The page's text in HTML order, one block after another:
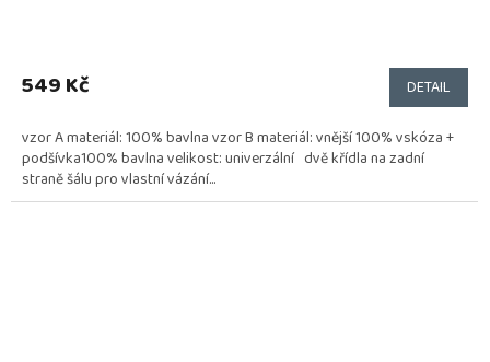
549 Kč DETAIL
vzor A materiál: 100% bavlna vzor B materiál: vnější 100% vskóza +
podšívka100% bavlna velikost: univerzální dvě křídla na zadní
straně šálu pro vlastní vázání...